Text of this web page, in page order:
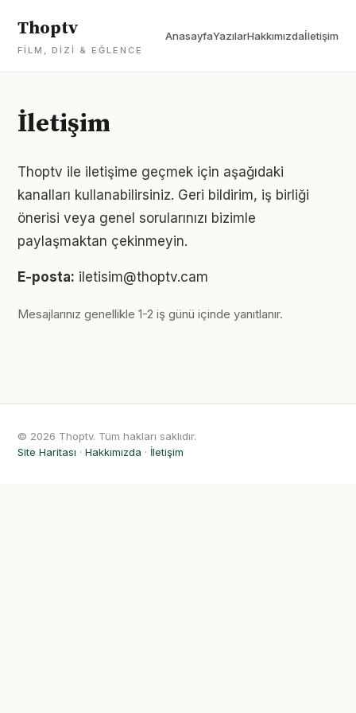
Thoptv
FILM, DIZI & EĞLENCE
AnasayfaYazılarHakkımızdaİletişim
İletişim
Thoptv ile iletişime geçmek için aşağıdaki
kanalları kullanabilirsiniz. Geri bildirim, iş birliği
önerisi veya genel sorularınızı bizimle
paylaşmaktan çekinmeyin.
E-posta: iletisim@thoptv.cam
Mesajlarınız genellikle 1-2 iş günü içinde yanıtlanır.
© 2026 Thoptv. Tüm hakları saklıdır.
Site Haritası · Hakkımızda · İletişim